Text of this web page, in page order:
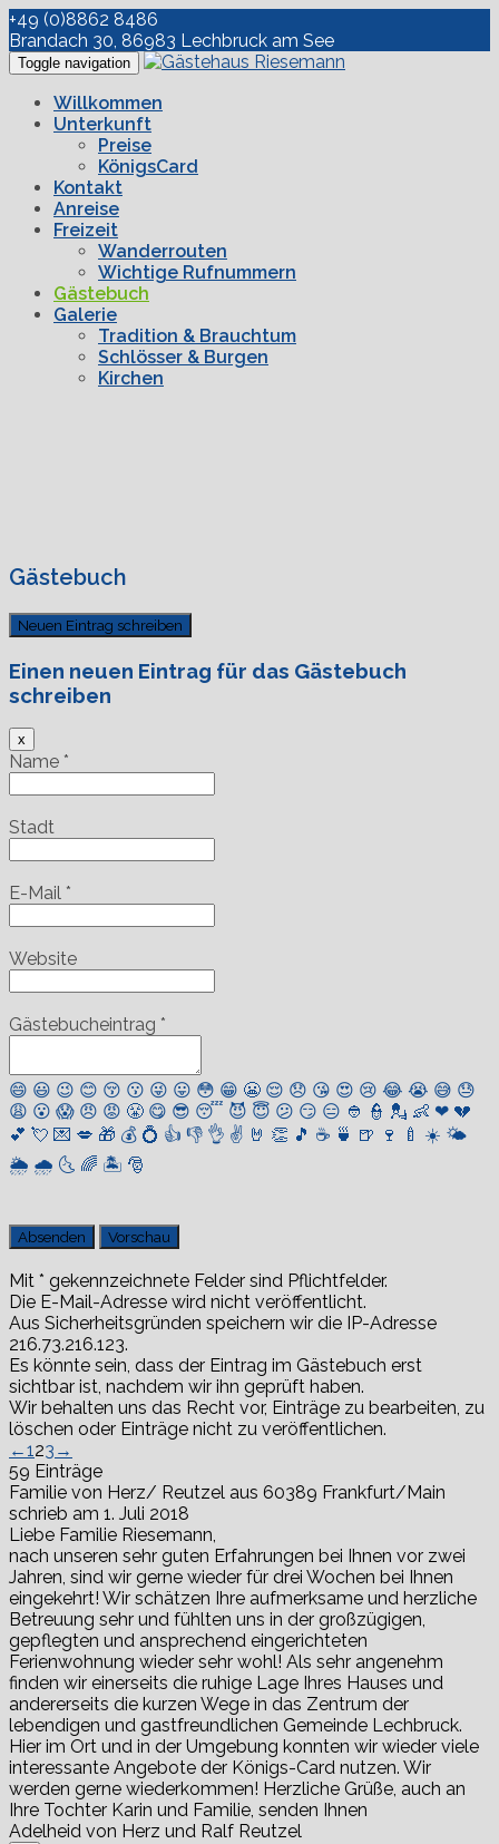
+49 (0)8862 8486
Brandach 30, 86983 Lechbruck am See
Toggle navigation
Willkommen
Unterkunft
Preise
KönigsCard
Kontakt
Anreise
Freizeit
Wanderrouten
Wichtige Rufnummern
Gästebuch
Galerie
Tradition & Brauchtum
Schlösser & Burgen
Kirchen
Gästebuch
Einen neuen Eintrag für das Gästebuch
schreiben
x
Formular
ausblenden
Name *
Stadt
E-Mail *
Website
Gästebucheintrag *
😄 😃 😉 😊 😚 😗 😜 😛 😳 😁 😬 😌 😞 😘 😍 😢 😂 😭 😅 😓
😩 😮 😱 😠 😡 😤 😋 😎 😴 😈 😇 😕 😏 😑 👲 👮 💂 👶 ❤ 💔
💕 💘 💌 💋 🎁 💰 💍 👍 👎 👌 ✌️ 🤘 👏 🎵 ☕️ 🍵 🍺 🍷 🍼 ☀️ 🌤
🌦 🌧 🌜 🌈 🏝 🎅
Mit * gekennzeichnete Felder sind Pflichtfelder.
Die E-Mail-Adresse wird nicht veröffentlicht.
Aus Sicherheitsgründen speichern wir die IP-Adresse
216.73.216.123.
Es könnte sein, dass der Eintrag im Gästebuch erst
sichtbar ist, nachdem wir ihn geprüft haben.
Wir behalten uns das Recht vor, Einträge zu bearbeiten, zu
löschen oder Einträge nicht zu veröffentlichen.
Navigation
der
Gästebuchliste
←123 →
59 Einträge
Familie von Herz/ Reutzel aus 60389 Frankfurt/Main
schrieb am 1. Juli 2018
Liebe Familie Riesemann,
nach unseren sehr guten Erfahrungen bei Ihnen vor zwei
Jahren, sind wir gerne wieder für drei Wochen bei Ihnen
eingekehrt! Wir schätzen Ihre aufmerksame und herzliche
Betreuung sehr und fühlten uns in der großzügigen,
gepflegten und ansprechend eingerichteten
Ferienwohnung wieder sehr wohl! Als sehr angenehm
finden wir einerseits die ruhige Lage Ihres Hauses und
andererseits die kurzen Wege in das Zentrum der
lebendigen und gastfreundlichen Gemeinde Lechbruck.
Hier im Ort und in der Umgebung konnten wir wieder viele
interessante Angebote der Königs-Card nutzen. Wir
werden gerne wiederkommen! Herzliche Grüße, auch an
Ihre Tochter Karin und Familie, senden Ihnen
Adelheid von Herz und Ralf Reutzel